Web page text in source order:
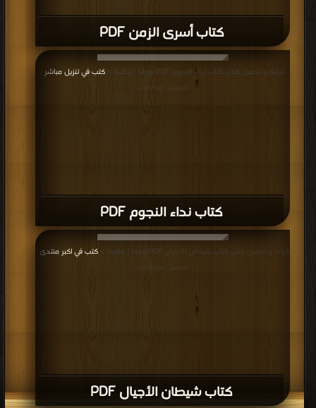
كتاب أسرى الزمن PDF
كتاب نداء النجوم PDF
قراءة و تحميل كتاب كتاب نداء النجوم PDF مجانا | مكتبة > كتب في تنزيل مباشر
التحميل : مرة/مرات
كتاب شيطان الأجيال PDF
قراءة و تحميل كتاب كتاب شيطان الأجيال PDF مجانا | مكتبة > كتب في اكبر منتدى
التحميل : مرة/مرات